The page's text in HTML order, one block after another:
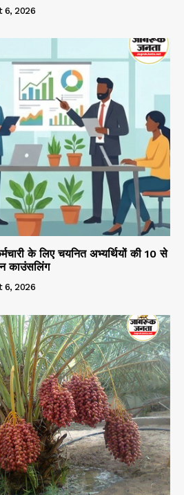
6, 2026
के लिए चयनित अभ्यर्थियों की 10 से
काउंसलिंग
6, 2026